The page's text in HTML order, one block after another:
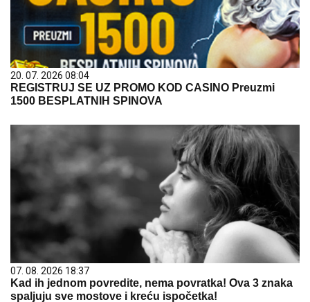
20. 07. 2026 08:04
REGISTRUJ SE UZ PROMO KOD CASINO Preuzmi
1500 BESPLATNIH SPINOVA
07. 08. 2026 18:37
Kad ih jednom povredite, nema povratka! Ova 3 znaka
spaljuju sve mostove i kreću ispočetka!